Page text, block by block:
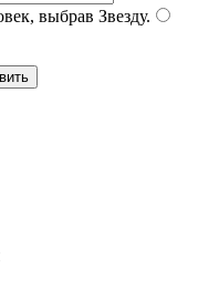
выбрав Звезду.